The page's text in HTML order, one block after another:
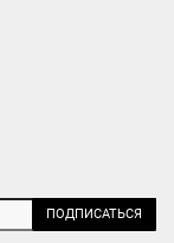
ПОДПИСАТЬСЯ